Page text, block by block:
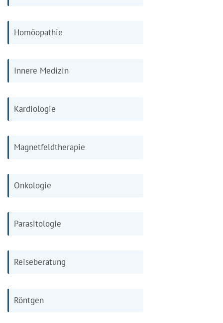
Homöopathie
Innere Medizin
Kardiologie
Magnetfeldtherapie
Onkologie
Parasitologie
Reiseberatung
Röntgen